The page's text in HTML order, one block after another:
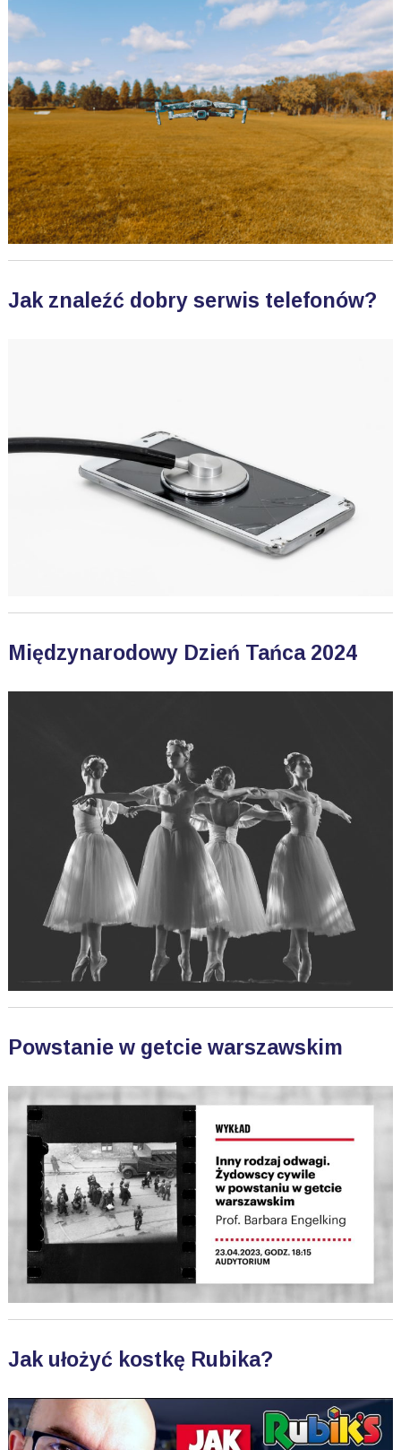
Jak znaleźć dobry serwis telefonów?
Międzynarodowy Dzień Tańca 2024
Powstanie w getcie warszawskim
Jak ułożyć kostkę Rubika?